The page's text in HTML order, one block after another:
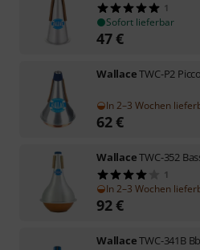
1
Sofort lieferbar
47€
WallaceTWC-P2
In 2–3 Wochen
62€
WallaceTWC-352
1
In 2–3 Wochen
92€
WallaceTWC-341B